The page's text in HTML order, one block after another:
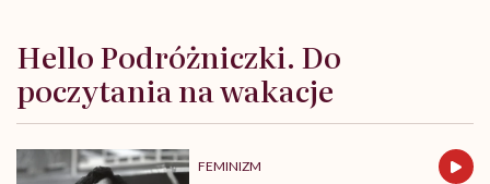
Hello Podróżniczki. Do
poczytania na wakacje
FEMINIZM